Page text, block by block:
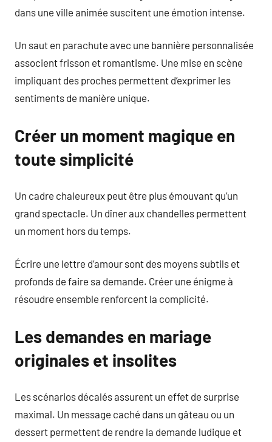
dans une ville animée suscitent une émotion intense.
Un saut en parachute avec une bannière personnalisée
associent frisson et romantisme. Une mise en scène
impliquant des proches permettent d’exprimer les
sentiments de manière unique.
Créer un moment magique en
toute simplicité
Un cadre chaleureux peut être plus émouvant qu’un
grand spectacle. Un dîner aux chandelles permettent
un moment hors du temps.
Écrire une lettre d’amour sont des moyens subtils et
profonds de faire sa demande. Créer une énigme à
résoudre ensemble renforcent la complicité.
Les demandes en mariage
originales et insolites
Les scénarios décalés assurent un effet de surprise
maximal. Un message caché dans un gâteau ou un
dessert permettent de rendre la demande ludique et